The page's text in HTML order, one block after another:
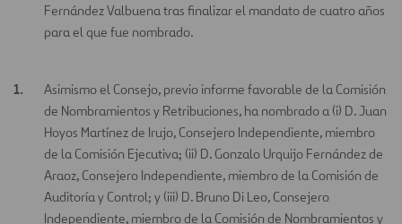
Fernández Valbuena tras finalizar el mandato de cuatro años
para el que fue nombrado.
Asimismo el Consejo, previo informe favorable de la Comisión
de Nombramientos y Retribuciones, ha nombrado a (i) D. Juan
Hoyos Martínez de Irujo, Consejero Independiente, miembro
de la Comisión Ejecutiva; (ii) D. Gonzalo Urquijo Fernández de
Araoz, Consejero Independiente, miembro de la Comisión de
Auditoría y Control; y (iii) D. Bruno Di Leo, Consejero
Independiente, miembro de la Comisión de Nombramientos y